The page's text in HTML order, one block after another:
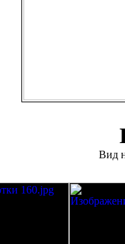
Вид